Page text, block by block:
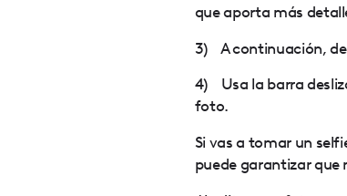
que aporta más
3) A continuación,
4) Usa la barra
foto.
Si vas a tomar un
puede garantizar que